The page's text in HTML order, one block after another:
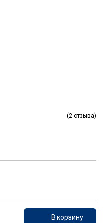
(2 отзыва)
В корзину